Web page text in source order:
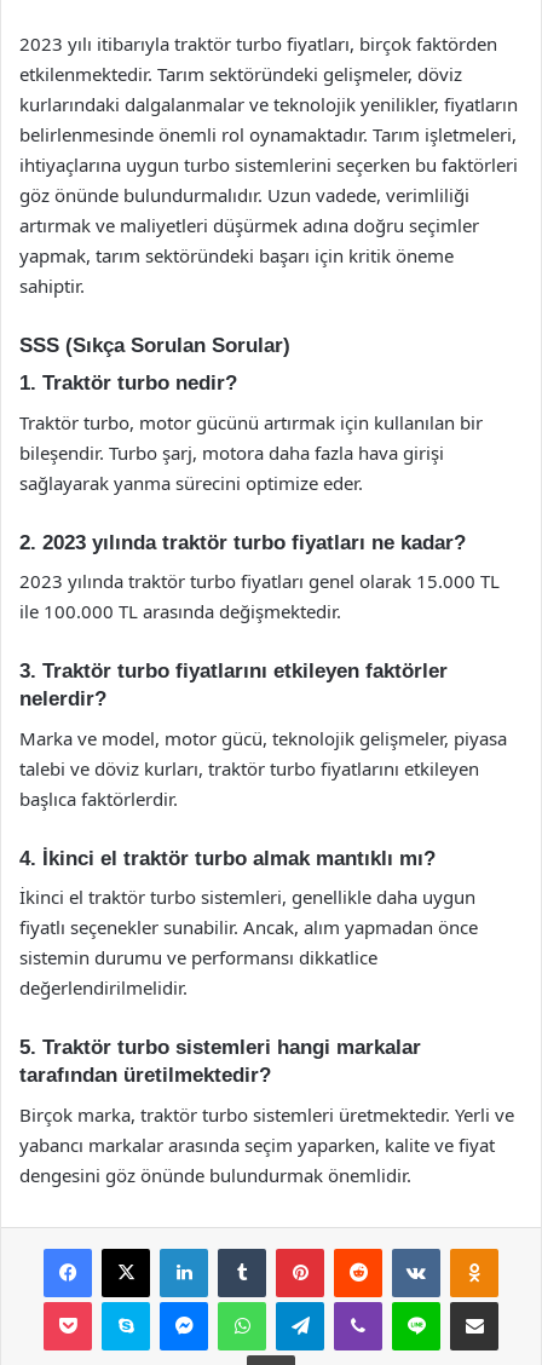
2023 yılı itibarıyla traktör turbo fiyatları, birçok faktörden
etkilenmektedir. Tarım sektöründeki gelişmeler, döviz
kurlarındaki dalgalanmalar ve teknolojik yenilikler, fiyatların
belirlenmesinde önemli rol oynamaktadır. Tarım işletmeleri,
ihtiyaçlarına uygun turbo sistemlerini seçerken bu faktörleri
göz önünde bulundurmalıdır. Uzun vadede, verimliliği
artırmak ve maliyetleri düşürmek adına doğru seçimler
yapmak, tarım sektöründeki başarı için kritik öneme
sahiptir.
SSS (Sıkça Sorulan Sorular)
1. Traktör turbo nedir?
Traktör turbo, motor gücünü artırmak için kullanılan bir
bileşendir. Turbo şarj, motora daha fazla hava girişi
sağlayarak yanma sürecini optimize eder.
2. 2023 yılında traktör turbo fiyatları ne kadar?
2023 yılında traktör turbo fiyatları genel olarak 15.000 TL
ile 100.000 TL arasında değişmektedir.
3. Traktör turbo fiyatlarını etkileyen faktörler
nelerdir?
Marka ve model, motor gücü, teknolojik gelişmeler, piyasa
talebi ve döviz kurları, traktör turbo fiyatlarını etkileyen
başlıca faktörlerdir.
4. İkinci el traktör turbo almak mantıklı mı?
İkinci el traktör turbo sistemleri, genellikle daha uygun
fiyatlı seçenekler sunabilir. Ancak, alım yapmadan önce
sistemin durumu ve performansı dikkatlice
değerlendirilmelidir.
5. Traktör turbo sistemleri hangi markalar
tarafından üretilmektedir?
Birçok marka, traktör turbo sistemleri üretmektedir. Yerli ve
yabancı markalar arasında seçim yaparken, kalite ve fiyat
dengesini göz önünde bulundurmak önemlidir.
Facebook
X LinkedInTumblr PinterestReddit VKontakte
Pocket Skype MessengerWhatsAppTelegramViber Line E-Posta ile
Yazdır